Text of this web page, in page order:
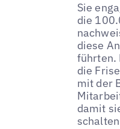
Sie
die
diese
führten.
die
mit der
damit